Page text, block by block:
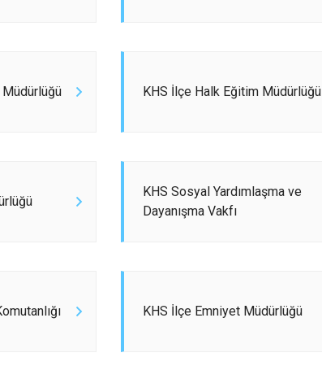
Hafik
KHS İlçe Halk Eğitim Müdürlüğü
KHS Sosyal Yardımlaşma ve
Dayanışma Vakfı
KHS İlçe Emniyet Müdürlüğü